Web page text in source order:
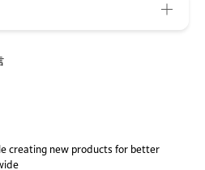
creating new products for better